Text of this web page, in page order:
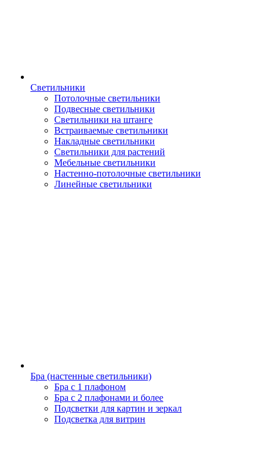
Светильники
Потолочные светильники
Подвесные светильники
Светильники на штанге
Встраиваемые светильники
Накладные светильники
Светильники для растений
Мебельные светильники
Настенно-потолочные светильники
Линейные светильники
Бра (настенные светильники)
Бра с 1 плафоном
Бра с 2 плафонами и более
Подсветки для картин и зеркал
Подсветка для витрин